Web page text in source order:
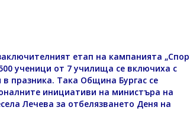
етап на кампанията
ученици от 7 училища се включиха с
празника. Така Община Бургас се
инициативи на министъра на
Лечева за отбелязването Деня на